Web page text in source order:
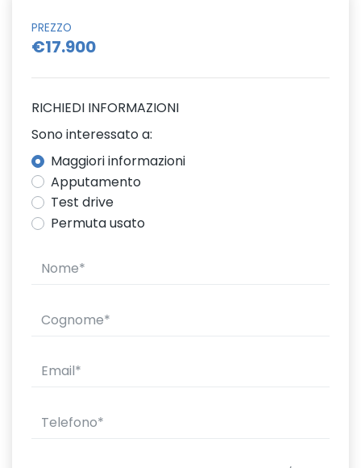
PREZZO
€17.900
RICHIEDI INFORMAZIONI
Sono interessato a:
Maggiori informazioni
Apputamento
Test drive
Permuta usato